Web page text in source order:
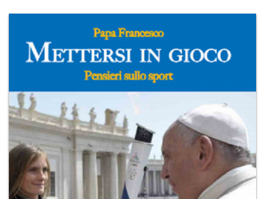
CHIESA
MONDO
COLLANE
RIVISTE
+
CEI
AUTORI VARI